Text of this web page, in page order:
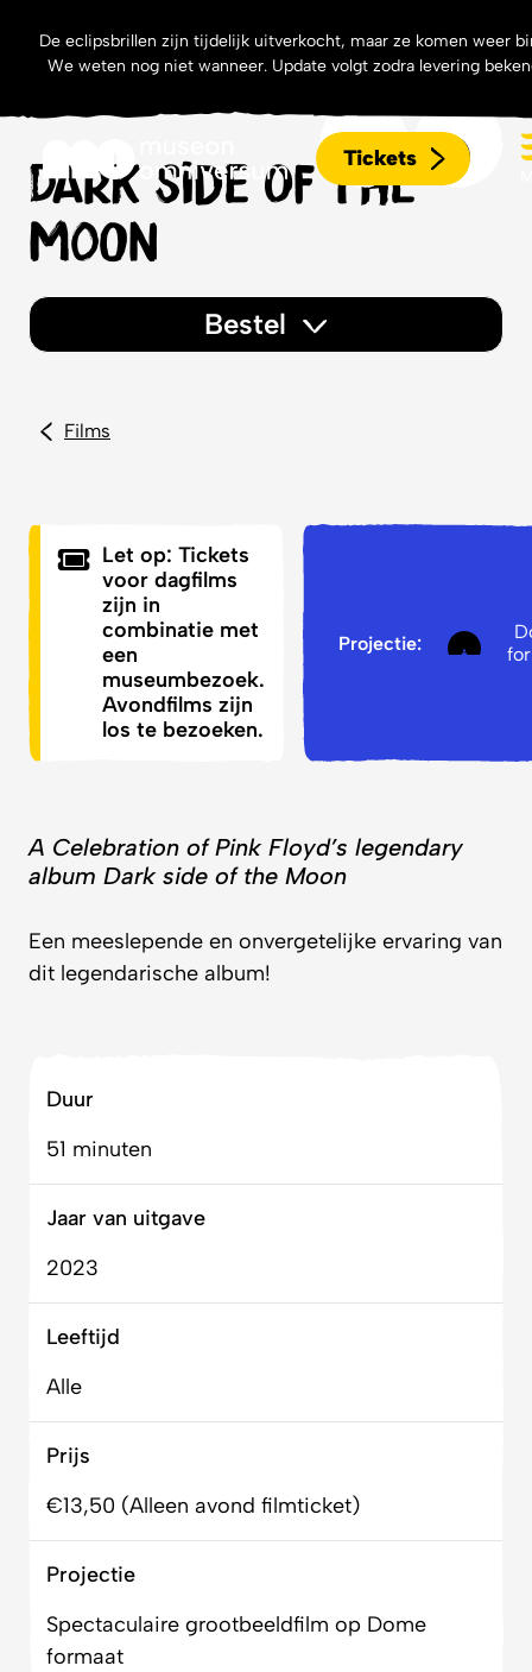
De eclipsbrillen zijn tijdelijk uitverkocht, maar ze komen weer
We weten nog niet wanneer. Update volgt zodra levering
Tickets
Dark side of the
Moon
Bestel
Films
Let op: Tickets
voor dagfilms
zijn in
combinatie met
een
museumbezoek.
Avondfilms zijn
los te bezoeken.
Projectie:
A Celebration of Pink Floyd’s legendary
album Dark side of the Moon
Een meeslepende en onvergetelijke ervaring van
dit legendarische album!
Duur
51 minuten
Jaar van uitgave
2023
Leeftijd
Alle
Prijs
€13,50 (Alleen avond filmticket)
Projectie
Spectaculaire grootbeeldfilm op Dome
formaat